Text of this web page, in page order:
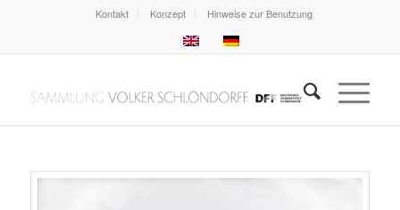
Kontakt Konzept Hinweise zur Benutzung